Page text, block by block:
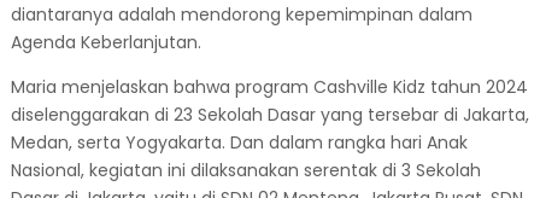
diantaranya adalah mendorong kepemimpinan dalam
Agenda Keberlanjutan.
Maria menjelaskan bahwa program Cashville Kidz tahun 2024
diselenggarakan di 23 Sekolah Dasar yang tersebar di Jakarta,
Medan, serta Yogyakarta. Dan dalam rangka hari Anak
Nasional, kegiatan ini dilaksanakan serentak di 3 Sekolah